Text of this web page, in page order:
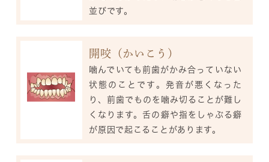
並びです。
開咬（かいこう）
噛んでいても前歯がかみ合っていない
状態のことです。発音が悪くなった
り、前歯でものを噛み切ることが難し
くなります。舌の癖や指をしゃぶる癖
が原因で起こることがあります。